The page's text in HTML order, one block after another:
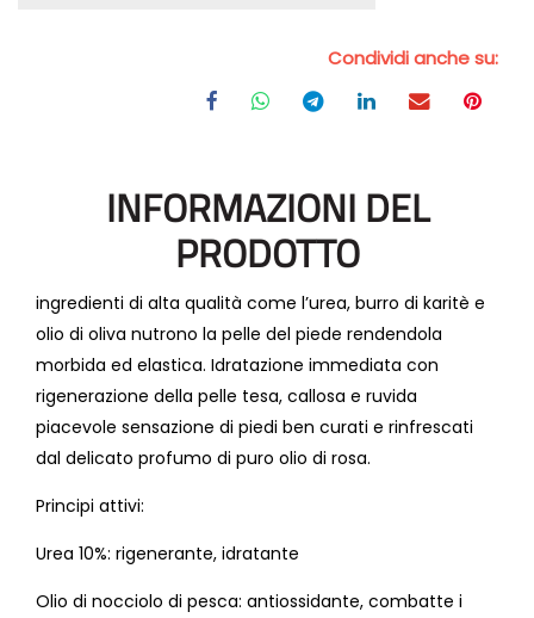
Condividi anche su:
INFORMAZIONI DEL
PRODOTTO
ingredienti di alta qualità come l’urea, burro di karitè e
olio di oliva nutrono la pelle del piede rendendola
morbida ed elastica. Idratazione immediata con
rigenerazione della pelle tesa, callosa e ruvida
piacevole sensazione di piedi ben curati e rinfrescati
dal delicato profumo di puro olio di rosa.
Principi attivi:
Urea 10%: rigenerante, idratante
Olio di nocciolo di pesca: antiossidante, combatte i